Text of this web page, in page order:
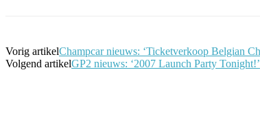
Vorig artikelChampcar nieuws: ‘Ticketverkoop Belgian
Volgend artikelGP2 nieuws: ‘2007 Launch Party Tonight!’